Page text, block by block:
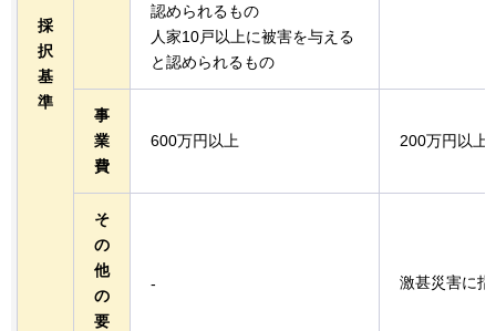
採
択
基
準
認められるもの
人家10戸以上に被害を与える
と認められるもの
事
業
費
600万円以上 200万円以上
そ
の
他
の
要
- 激甚災害に